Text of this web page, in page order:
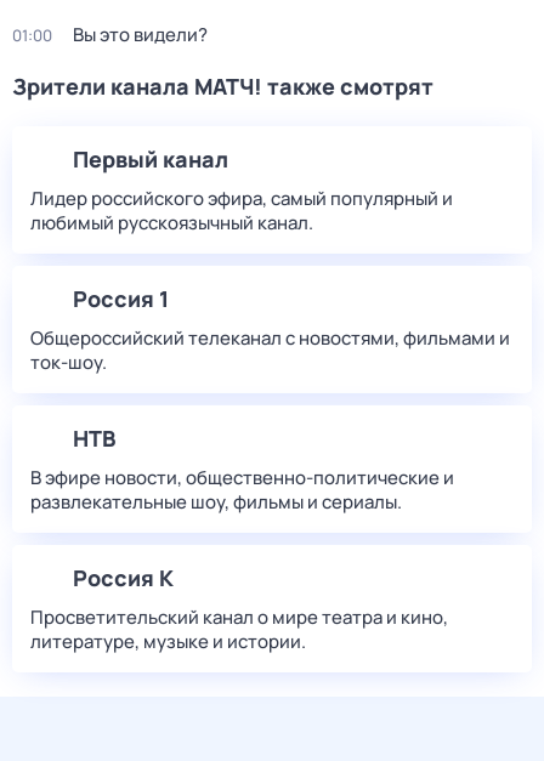
01:00 Вы это видели?
Зрители канала МАТЧ! также смотрят
Первый канал
Лидер российского эфира, самый популярный и
любимый русскоязычный канал.
Россия 1
Общероссийский телеканал с новостями, фильмами и
ток-шоу.
НТВ
В эфире новости, общественно-политические и
развлекательные шоу, фильмы и сериалы.
Россия К
Просветительский канал о мире театра и кино,
литературе, музыке и истории.